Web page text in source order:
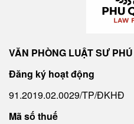
VĂN PHÒNG LUẬT SƯ
Đăng ký hoạt động
91.2019.02.0029/TP/ĐKHĐ
Mã số thuế